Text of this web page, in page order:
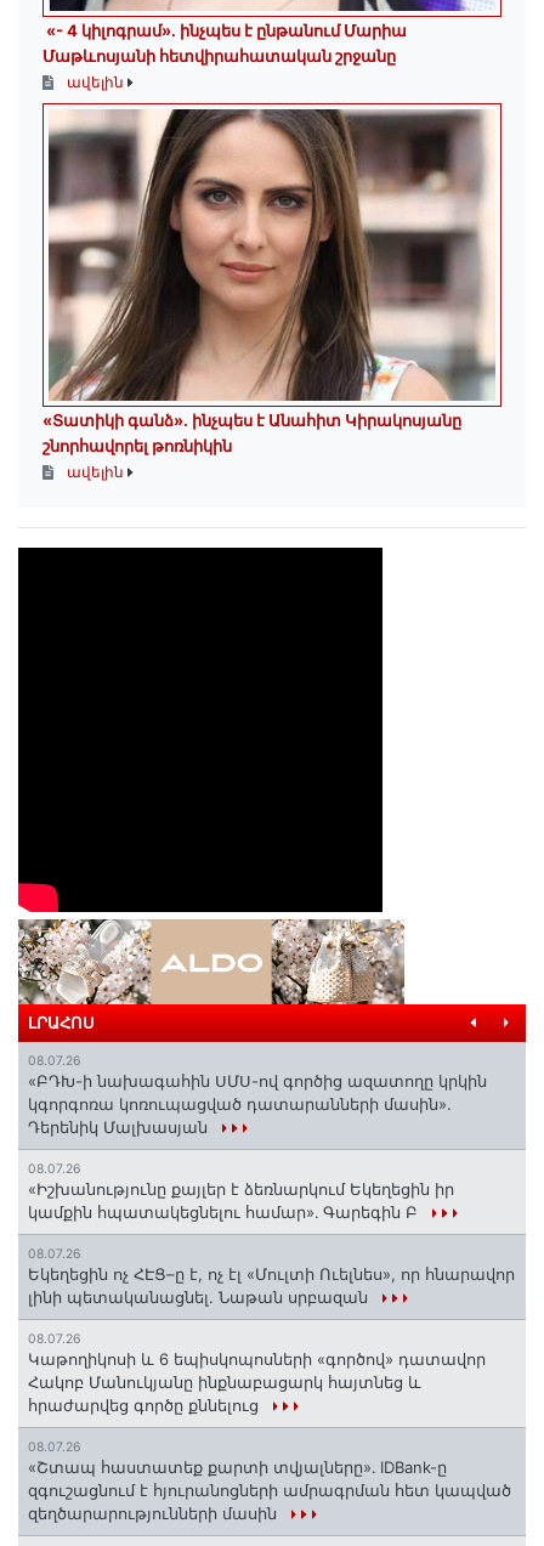
«- 4 կիլոգրամ». ինչպես է ընթանում Մարիա
Մաթևոսյանի հետվիրահատական շրջանը
ավելին
«Տատիկի գանձ». ինչպես է Անահիտ Կիրակոսյանը
շնորհավորել թոռնիկին
ավելին
ԼՐԱՀՈՍ
08.07.26
«ԲԴԽ-ի նախագահին ՍՄՍ-ով գործից ազատողը կրկին
կգորգոռա կոռուպացված դատարանների մասին».
Դերենիկ Մալխասյան
08.07.26
«Իշխանությունը քայլեր է ձեռնարկում Եկեղեցին իր
կամքին հպատակեցնելու համար»․ Գարեգին Բ
08.07.26
Եկեղեցին ոչ ՀԷՑ–ը է, ոչ էլ «Մուլտի Ուելնես», որ հնարավոր
լինի պետականացնել. Նաթան սրբազան
08.07.26
️Կաթողիկոսի և 6 եպիսկոպոսների «գործով» դատավոր
Հակոբ Մանուկյանը ինքնաբացարկ հայտնեց և
հրաժարվեց գործը քննելուց
08.07.26
«Շտապ հաստատեք քարտի տվյալները»․ IDBank-ը
զգուշացնում է հյուրանոցների ամրագրման հետ կապված
զեղծարարությունների մասին